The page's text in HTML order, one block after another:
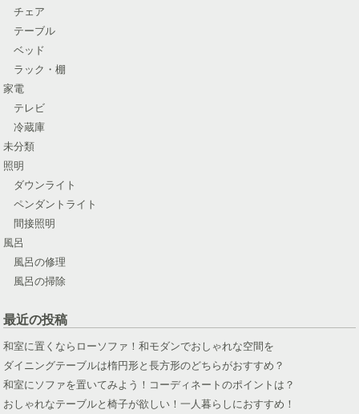
チェア
テーブル
ベッド
ラック・棚
家電
テレビ
冷蔵庫
未分類
照明
ダウンライト
ペンダントライト
間接照明
風呂
風呂の修理
風呂の掃除
最近の投稿
和室に置くならローソファ！和モダンでおしゃれな空間を
ダイニングテーブルは楕円形と長方形のどちらがおすすめ？
和室にソファを置いてみよう！コーディネートのポイントは？
おしゃれなテーブルと椅子が欲しい！一人暮らしにおすすめ！